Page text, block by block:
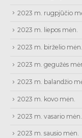
2023 m. rugpjūčio
2023 m. liepos mėn.
2023 m. birželio mėn.
2023 m. gegužės
2023 m. balandžio
2023 m. kovo mėn.
2023 m. vasario mėn.
2023 m. sausio mėn.